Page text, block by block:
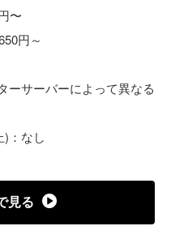
〜
円～
ーサーバーによって異なる
)：なし
見る